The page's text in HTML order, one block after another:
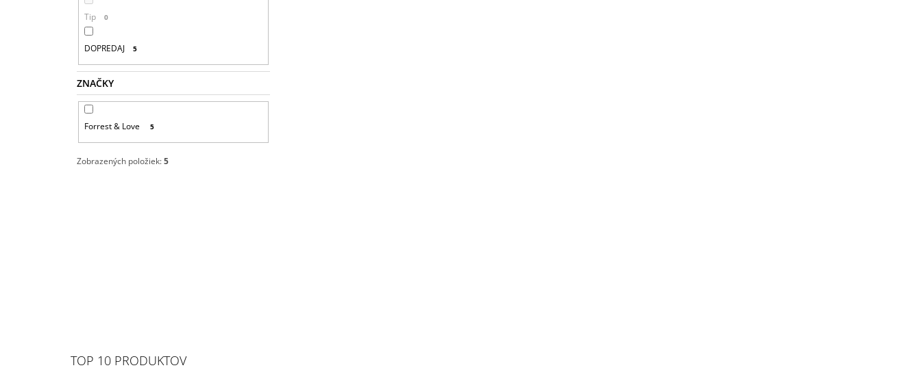
Tip 0
DOPREDAJ 5
ZNAČKY
Forrest & Love 5
Zobrazených položiek:5
TOP 10 PRODUKTOV